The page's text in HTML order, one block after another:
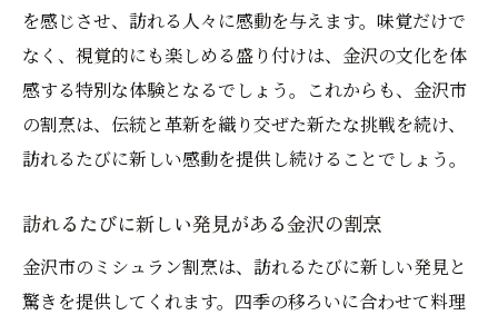
特別な体験が待つ金沢市のミシュラン割烹
日常を忘れるひとときを金沢市で
感動を呼ぶ金沢市のミシュラン割烹
日常を超えた非凡な体験を金沢の割烹で
ミシュラン体験がもたらす感動の瞬間
心に刻まれる金沢市のミシュラン割烹
金沢市のミシュラン割烹がもたらす味覚の冒険
未知の味に出会う金沢市ミシュラン体験
を感じさせ、訪れる人々に感動を与えます。味覚だけで
なく、視覚的にも楽しめる盛り付けは、金沢の文化を体
感する特別な体験となるでしょう。これからも、金沢市
の割烹は、伝統と革新を織り交ぜた新たな挑戦を続け、
訪れるたびに新しい感動を提供し続けることでしょう。
訪れるたびに新しい発見がある金沢の割烹
金沢市のミシュラン割烹は、訪れるたびに新しい発見と
驚きを提供してくれます。四季の移ろいに合わせて料理